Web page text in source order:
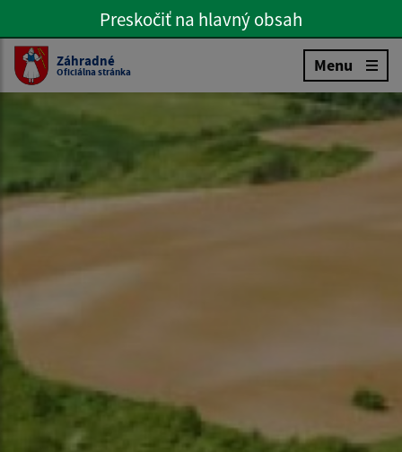
Preskočiť na hlavné menu
Preskočiť na hlavný obsah
Slovenčina
Záhradné
Oficiálna stránka Menu